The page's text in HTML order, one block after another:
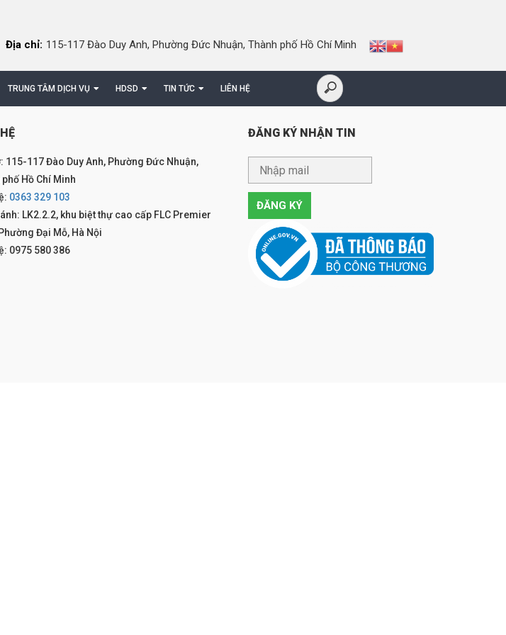
Địa chỉ: 115-117 Đào Duy Anh, Phường Đức Nhuận, Thành phố Hồ Chí Minh
TRUNG TÂM DỊCH VỤ HDSD TIN TỨC LIÊN HỆ
115-117 Đào Duy Anh, Phường Đức Nhuận,
Hồ Chí Minh
0363 329 103
LK2.2.2, khu biệt thự cao cấp FLC Premier
Đại Mỗ, Hà Nội
0975 580 386
ĐĂNG KÝ NHẬN TIN